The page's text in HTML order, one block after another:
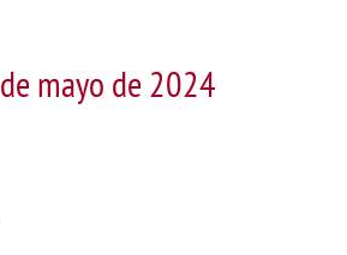
mayo de 2024